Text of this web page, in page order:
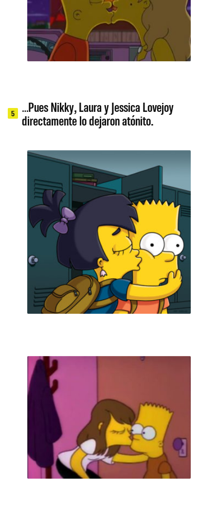
5
…Pues Nikky, Laura y Jessica Lovejoy
directamente lo dejaron atónito.